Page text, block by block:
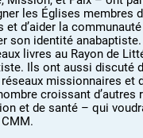
les Églises membres
d’aider la
son identité
livres au Rayon de
Ils ont aussi discuté
missionnaires et
croissant d’autres
et de santé – qui